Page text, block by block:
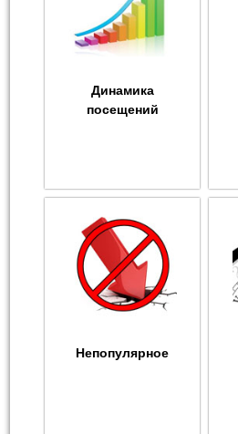
Динамика
посещений
Непопулярное